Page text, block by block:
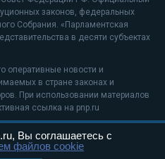
законов, федеральных
Собрания. «Парламентская
в десяти субъектах
оперативные новости и
в стране законах и
При использовании материалов
ссылка на pnp.ru
рекомендательные
Вы соглашаетесь с
файлов cookie